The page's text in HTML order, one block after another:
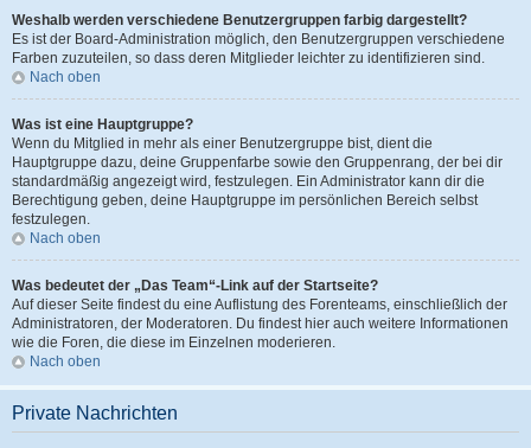
Weshalb werden verschiedene Benutzergruppen farbig dargestellt?
Es ist der Board-Administration möglich, den Benutzergruppen verschiedene
Farben zuzuteilen, so dass deren Mitglieder leichter zu identifizieren sind.
Nach oben
Was ist eine Hauptgruppe?
Wenn du Mitglied in mehr als einer Benutzergruppe bist, dient die
Hauptgruppe dazu, deine Gruppenfarbe sowie den Gruppenrang, der bei dir
standardmäßig angezeigt wird, festzulegen. Ein Administrator kann dir die
Berechtigung geben, deine Hauptgruppe im persönlichen Bereich selbst
festzulegen.
Nach oben
Was bedeutet der „Das Team“-Link auf der Startseite?
Auf dieser Seite findest du eine Auflistung des Forenteams, einschließlich der
Administratoren, der Moderatoren. Du findest hier auch weitere Informationen
wie die Foren, die diese im Einzelnen moderieren.
Nach oben
Private Nachrichten